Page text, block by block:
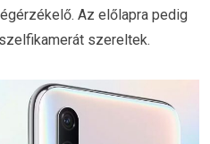
Az előlapra pedig
szereltek.